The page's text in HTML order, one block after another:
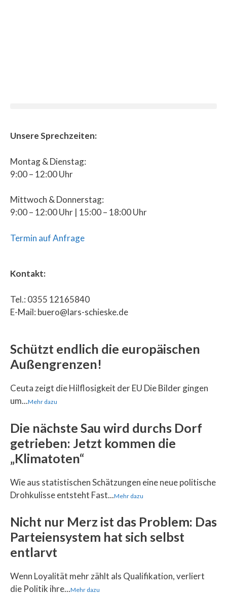
Unsere Sprechzeiten:
Montag & Dienstag:
9:00 – 12:00 Uhr
Mittwoch & Donnerstag:
9:00 – 12:00 Uhr | 15:00 – 18:00 Uhr
Termin auf Anfrage
Kontakt:
Tel.: 0355 12165840
E-Mail: buero@lars-schieske.de
Schützt endlich die europäischen
Außengrenzen!
Ceuta zeigt die Hilflosigkeit der EU Die Bilder gingen
um...Mehr dazu
Die nächste Sau wird durchs Dorf
getrieben: Jetzt kommen die
„Klimatoten“
Wie aus statistischen Schätzungen eine neue politische
Drohkulisse entsteht Fast...Mehr dazu
Nicht nur Merz ist das Problem: Das
Parteiensystem hat sich selbst
entlarvt
Wenn Loyalität mehr zählt als Qualifikation, verliert
die Politik ihre...Mehr dazu